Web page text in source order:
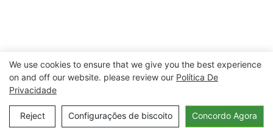
Outdoor&Eletrodomésticos Co., Ltd. |Política de Privacidade
Mapa do site
We use cookies to ensure that we give you the best experience
on and off our website. please review our Política De
Privacidade
Reject Configurações de biscoito Concordo Agora